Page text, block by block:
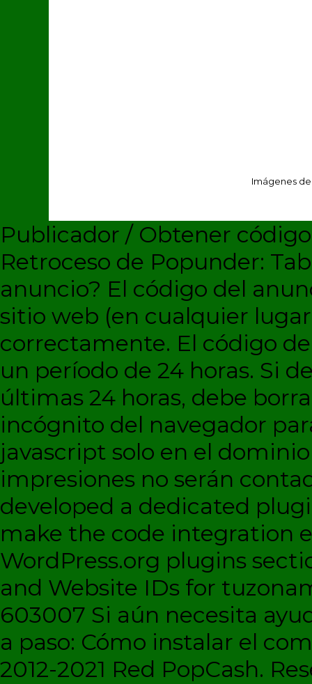
Imágenes
Publicador / Obtener
Retroceso de Popunder:
anuncio? El código del
sitio web (en cualquier
correctamente. El código
un período de 24 horas. Si
últimas 24 horas, debe
incógnito del navegador
javascript solo en el
impresiones no serán
developed a dedicated
make the code integration
WordPress.org plugins
and Website IDs for
603007 Si aún necesita
a paso: Cómo instalar el
2012-2021 Red PopCash.